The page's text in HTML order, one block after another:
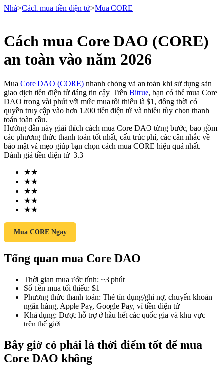
Hợp đồng tương lai
USDT Futures
COIN-M Futures
Futures sử dụng token làm tài sản thế chấp
TradFi
Nhà>Cách mua tiền điện tử>Mua CORE
Cách mua Core DAO (CORE)
an toàn vào năm 2026
Mua Core DAO (CORE) nhanh chóng và an toàn khi sử dụng sàn
giao dịch tiền điện tử đáng tin cậy. Trên Bitrue, bạn có thể mua Core
DAO trong vài phút với mức mua tối thiểu là $1, đồng thời có
quyền truy cập vào hơn 1200 tiền điện tử và nhiều tùy chọn thanh
toán toàn cầu.
Hướng dẫn này giải thích cách mua Core DAO từng bước, bao gồm
các phương thức thanh toán tốt nhất, cấu trúc phí, các cân nhắc về
bảo mật và mẹo giúp bạn chọn cách mua CORE hiệu quả nhất.
Đánh giá tiền điện tử 3.3
★★
★★
★★
★★
★★
Mua CORE Ngay
Tổng quan mua Core DAO
Thời gian mua ước tính: ~3 phút
Số tiền mua tối thiểu: $1
Phương thức thanh toán: Thẻ tín dụng/ghi nợ, chuyển khoản
ngân hàng, Apple Pay, Google Pay, ví tiền điện tử
Khả dụng: Được hỗ trợ ở hầu hết các quốc gia và khu vực
trên thế giới
Bây giờ có phải là thời điểm tốt để mua
Core DAO không